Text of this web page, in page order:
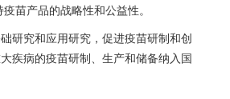
苗产品的战略性和公益性。
研究和应用研究，促进疫苗研制和创
疾病的疫苗研制、生产和储备纳入国